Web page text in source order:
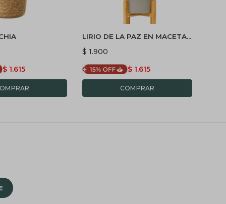
$ 1.615
LIRIO DE LA PAZ EN MACETA
CERAMICA CON SOPORTE -
GRIS
$ 1.900
$ 1.615